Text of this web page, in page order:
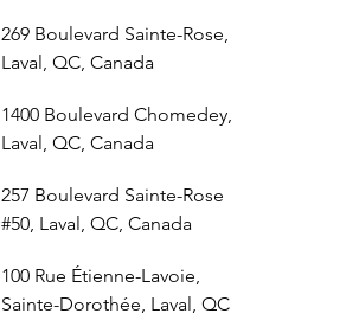
269 Boulevard Sainte-Rose,
Laval, QC, Canada
1400 Boulevard Chomedey,
Laval, QC, Canada
257 Boulevard Sainte-Rose
#50, Laval, QC, Canada
100 Rue Étienne-Lavoie,
Sainte-Dorothée, Laval, QC